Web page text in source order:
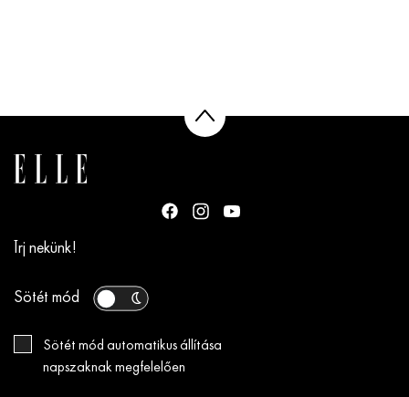
Írj nekünk!
Sötét mód
Sötét mód automatikus állítása
napszaknak megfelelően